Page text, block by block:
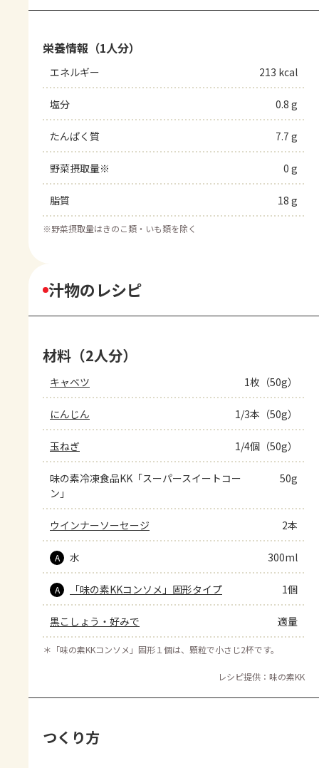
栄養情報（1人分）
エネルギー 213 kcal
塩分 0.8 g
たんぱく質 7.7 g
野菜摂取量※ 0 g
脂質 18 g
※野菜摂取量はきのこ類・いも類を除く
汁物のレシピ
材料（2人分）
キャベツ 1枚（50g）
にんじん 1/3本（50g）
玉ねぎ 1/4個（50g）
味の素冷凍食品KK「スーパースイートコー
ン」
50g
ウインナーソーセージ 2本
A 水 300ml
A 「味の素KKコンソメ」固形タイプ 1個
黒こしょう・好みで 適量
＊ 「味の素KKコンソメ」固形１個は、顆粒で小さじ2杯です。
レシピ提供：味の素KK
つくり方